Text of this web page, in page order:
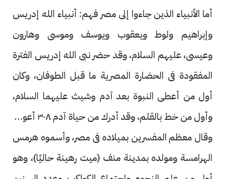
أما الأنبياء الذين جاءوا إلى مصر فهم: أنبياء الله إدريس
وإبراهيم ولوط ويعقوب ويوسف وموسى وهارون
وعيسى، عليهم السلام، وقد حضر نبى الله إدريس الفترة
المفقودة فى الحضارة المصرية ما قبل الطوفان، وكان
أول من أعطى النبوة بعد آدم وشيث عليهما السلام،
وأول من خط بالقلم، وقد أدرك من حياة آدم ٣٠٨ أعوام،
وقال معظم المفسرين بميلاده فى مصر، وأسموه هرمس
الهرامسة ومولده بمدينة منف (ميت رهينة حاليًا)، وهو